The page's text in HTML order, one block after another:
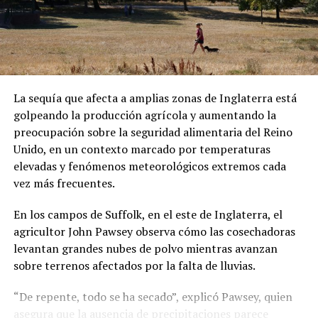
Sánchez también denunció que los migrantes fueron
presionados para abordar el vuelo. Las declaraciones
confirmadas de manera independiente.
Una vez en República Centroafricana, las autoridades
locales les comunicaron que podrían permanecer
temporalmente en el país bajo un visado. Sin embargo,
Sánchez aseguró que existen restricciones para
El hondureño, junto al ecuatoriano Mauricio Alvarado y
los cuatro ciudadanos cubanos, grabó un video en el que
solicita asistencia a congresistas estadounidenses y
organizaciones defensoras de los derechos humanos.
La sequía que afecta a amplias zonas de Inglaterra está
golpeando la producción agrícola y aumentando la
preocupación sobre la seguridad alimentaria del Reino
Unido, en un contexto marcado por temperaturas
elevadas y fenómenos meteorológicos extremos cada
vez más frecuentes.
En los campos de Suffolk, en el este de Inglaterra, el
agricultor John Pawsey observa cómo las cosechadoras
levantan grandes nubes de polvo mientras avanzan
sobre terrenos afectados por la falta de lluvias.
“De repente, todo se ha secado”, explicó Pawsey, quien
asegura que la ausencia de precipitaciones parece